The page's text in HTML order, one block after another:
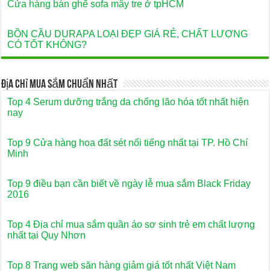
Cửa hàng bán ghế sofa mây tre ở tpHCM
BỒN CẦU DURAPA LOẠI ĐẸP GIÁ RẺ, CHẤT LƯỢNG
CÓ TỐT KHÔNG?
Địa Chỉ Mua Sắm Chuẩn Nhất
Top 4 Serum dưỡng trắng da chống lão hóa tốt nhất hiện
nay
Top 9 Cửa hàng hoa đất sét nổi tiếng nhất tại TP. Hồ Chí
Minh
Top 9 điều bạn cần biết về ngày lễ mua sắm Black Friday
2016
Top 4 Địa chỉ mua sắm quần áo sơ sinh trẻ em chất lượng
nhất tại Quy Nhơn
Top 8 Trang web săn hàng giảm giá tốt nhất Việt Nam